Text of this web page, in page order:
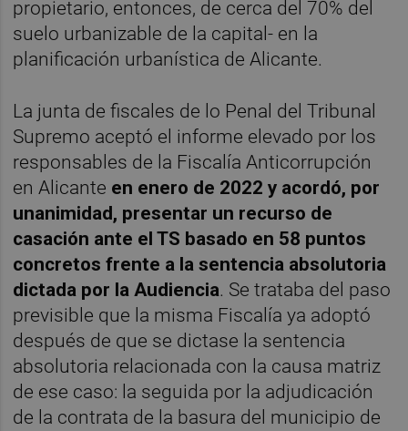
propietario, entonces, de cerca del 70% del
suelo urbanizable de la capital- en la
planificación urbanística de Alicante.
La junta de fiscales de lo Penal del Tribunal
Supremo aceptó el informe elevado por los
responsables de la Fiscalía Anticorrupción
en Alicante en enero de 2022 y acordó, por
unanimidad, presentar un recurso de
casación ante el TS basado en 58 puntos
concretos frente a la sentencia absolutoria
dictada por la Audiencia. Se trataba del paso
previsible que la misma Fiscalía ya adoptó
después de que se dictase la sentencia
absolutoria relacionada con la causa matriz
de ese caso: la seguida por la adjudicación
de la contrata de la basura del municipio de